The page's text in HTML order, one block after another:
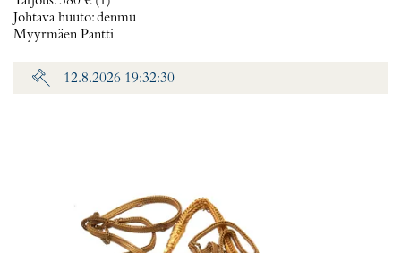
Johtava huuto:denmu
Myyrmäen Pantti
12.8.2026 19:32:30